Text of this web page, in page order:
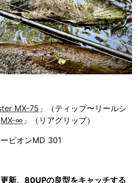
MX-75 」（ティップ〜リールシ
MX-∞ 」（リアグリップ）
ピオンMD 301
新、80UPの良型をキャッチする